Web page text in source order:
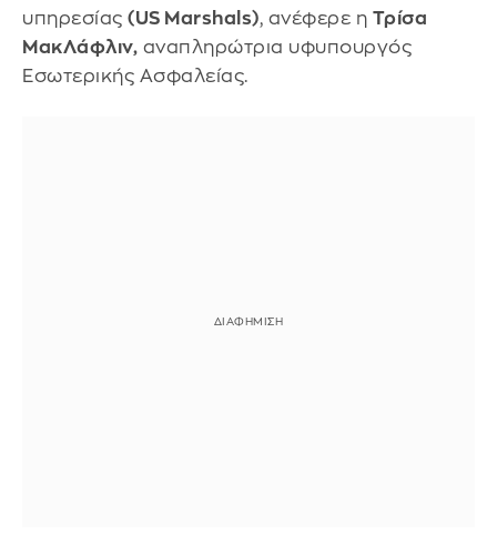
υπηρεσίας (US Marshals), ανέφερε η Τρίσα
ΜακΛάφλιν, αναπληρώτρια υφυπουργός
Εσωτερικής Ασφαλείας.